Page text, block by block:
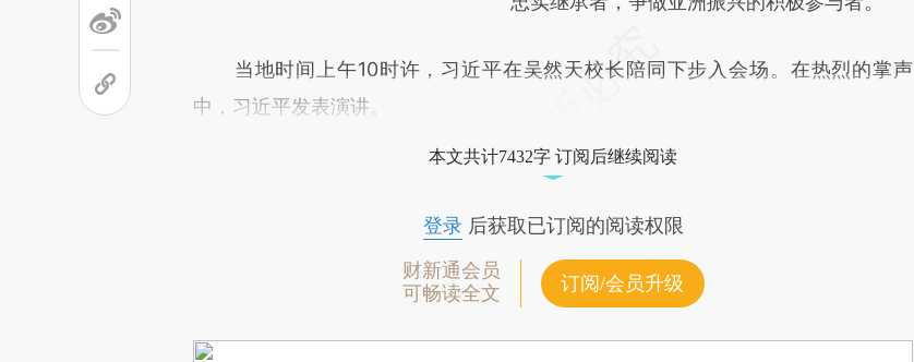
当地时间上午10时许，习近平在吴然天校长陪同下步入会场。在热烈的掌声
中，习近平发表演讲。
本文共计7432字 订阅后继续阅读
登录后获取已订阅的阅读权限
财新通会员
可畅读全文
订阅/会员升级